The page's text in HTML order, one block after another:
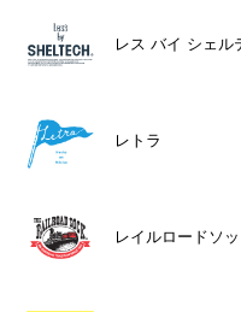
レス バイ シェル
レトラ
レイルロードソッ